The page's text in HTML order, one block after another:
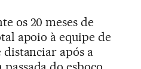
os 20 meses de
apoio à equipe de
distanciar após a